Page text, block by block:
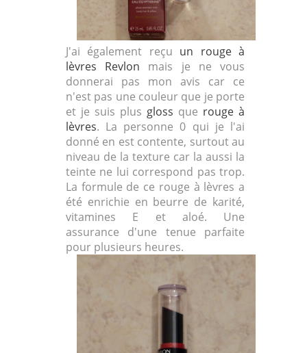
J'ai également reçu un rouge à
lèvres Revlon mais je ne vous
donnerai pas mon avis car ce
n'est pas une couleur que je porte
et je suis plus gloss que rouge à
lèvres. La personne 0 qui je l'ai
donné en est contente, surtout au
niveau de la texture car la aussi la
teinte ne lui correspond pas trop.
La formule de ce rouge à lèvres a
été enrichie en beurre de karité,
vitamines E et aloé. Une
assurance d'une tenue parfaite
pour plusieurs heures.